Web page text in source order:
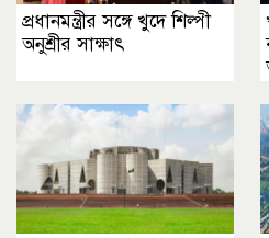
প্রধানমন্ত্রীর সঙ্গে খুদে শিল্পী
অনুশ্রীর সাক্ষাৎ